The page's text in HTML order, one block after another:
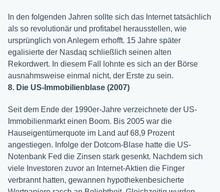
In den folgenden Jahren sollte sich das Internet tatsächlich
als so revolutionär und profitabel herausstellen, wie
ursprünglich von Anlegern erhofft. 15 Jahre später
egalisierte der Nasdaq schließlich seinen alten
Rekordwert. In diesem Fall lohnte es sich an der Börse
ausnahmsweise einmal nicht, der Erste zu sein.
8. Die US-Immobilienblase (2007)
Seit dem Ende der 1990er-Jahre verzeichnete der US-
Immobilienmarkt einen Boom. Bis 2005 war die
Hauseigentümerquote im Land auf 68,9 Prozent
angestiegen. Infolge der Dotcom-Blase hatte die US-
Notenbank Fed die Zinsen stark gesenkt. Nachdem sich
viele Investoren zuvor an Internet-Aktien die Finger
verbrannt hatten, gewannen hypothekenbesicherte